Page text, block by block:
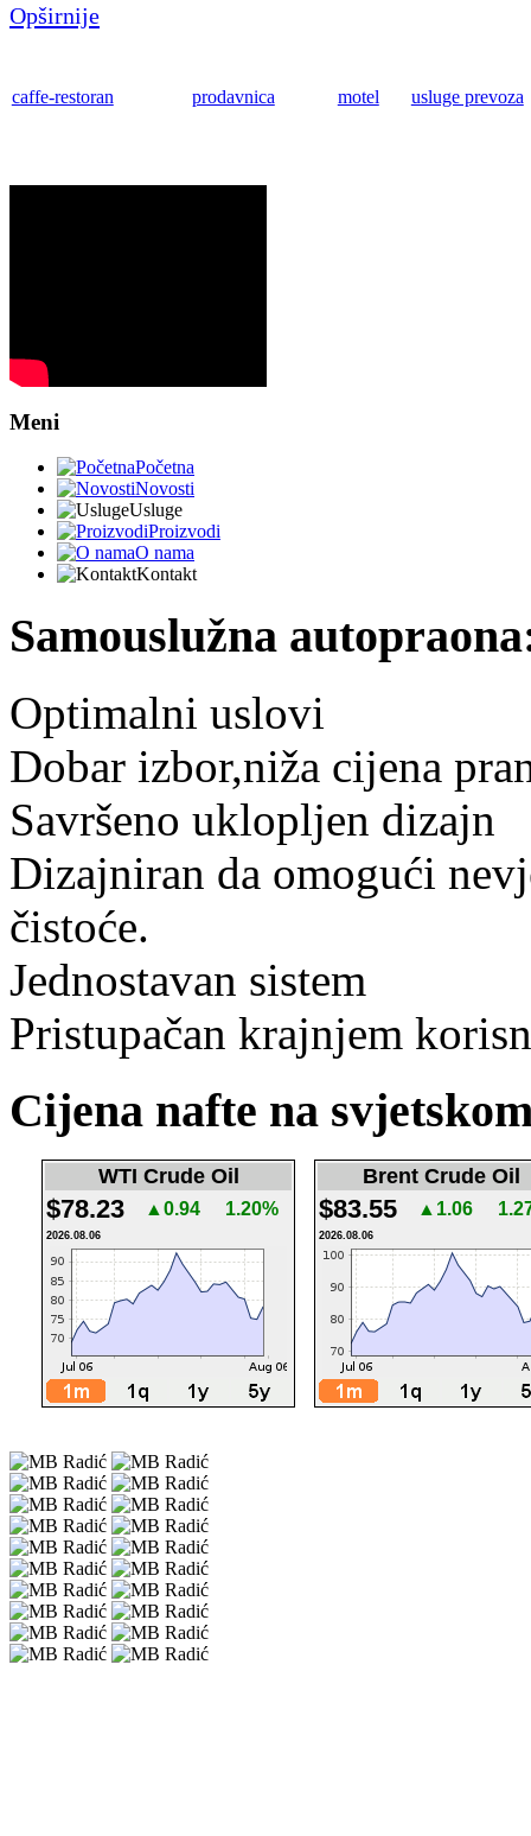
Opširnije
caffe-restoran prodavnica motel usluge prevoza
Meni
Početna
Novosti
Usluge
Proizvodi
O nama
Kontakt
Samouslužna
Optimalni uslovi
Dobar izbor,niža cijena
Savršeno uklopljen dizajn
Dizajniran da omogući
čistoće.
Jednostavan sistem
Pristupačan krajnjem
Cijena nafte na
WTI Crude Oil
$78.23 ▲0.94 1.20%
2026.08.06
Brent Crude Oil
$83.55 ▲1.06
2026.08.06